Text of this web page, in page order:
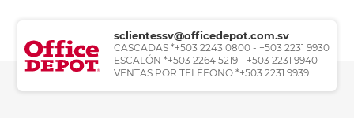
sclientessv@officedepot.com.sv
CASCADAS *+503 2243 0800 - +503 2231 9930
ESCALÓN *+503 2264 5219 - +503 2231 9940
VENTAS POR TELÉFONO *+503 2231 9939